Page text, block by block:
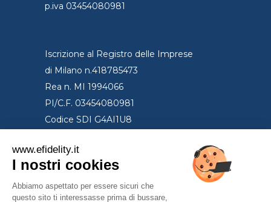
p.iva 03454080981
Iscrizione al Registro delle Imprese
di Milano n.418785473
Rea n. MI 1994066
PI/C.F. 03454080981
Codice SDI G4AI1U8
Privacy Policy
Condizioni di utilizzo
News
www.efidelity.it
I nostri cookies
Abbiamo aspettato per essere sicuri che
questo sito ti interessasse prima di bussare,